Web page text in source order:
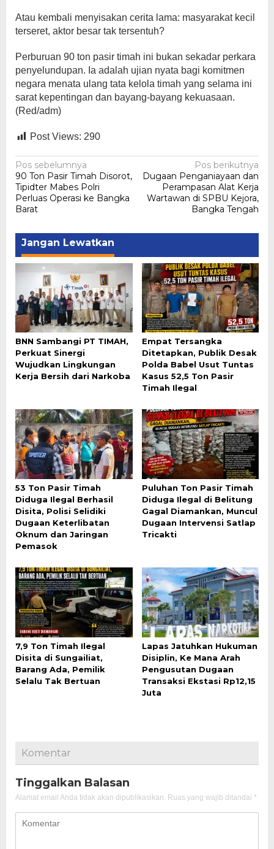
Atau kembali menyisakan cerita lama: masyarakat kecil
terseret, aktor besar tak tersentuh?
Perburuan 90 ton pasir timah ini bukan sekadar perkara
penyelundupan. Ia adalah ujian nyata bagi komitmen
negara menata ulang tata kelola timah yang selama ini
sarat kepentingan dan bayang-bayang kekuasaan.
(Red/adm)
Post Views: 290
Navigasi
pos
Pos sebelumnya
90 Ton Pasir Timah Disorot,
Tipidter Mabes Polri
Perluas Operasi ke Bangka
Barat
Pos berikutnya
Dugaan Penganiayaan dan
Perampasan Alat Kerja
Wartawan di SPBU Kejora,
Bangka Tengah
Jangan Lewatkan
BNN Sambangi PT TIMAH,
Perkuat Sinergi
Wujudkan Lingkungan
Kerja Bersih dari Narkoba
Empat Tersangka
Ditetapkan, Publik Desak
Polda Babel Usut Tuntas
Kasus 52,5 Ton Pasir
Timah Ilegal
53 Ton Pasir Timah
Diduga Ilegal Berhasil
Disita, Polisi Selidiki
Dugaan Keterlibatan
Oknum dan Jaringan
Pemasok
Puluhan Ton Pasir Timah
Diduga Ilegal di Belitung
Gagal Diamankan, Muncul
Dugaan Intervensi Satlap
Tricakti
7,9 Ton Timah Ilegal
Disita di Sungailiat,
Barang Ada, Pemilik
Selalu Tak Bertuan
Lapas Jatuhkan Hukuman
Disiplin, Ke Mana Arah
Pengusutan Dugaan
Transaksi Ekstasi Rp12,15
Juta
Komentar
Tinggalkan Balasan
Alamat email Anda tidak akan dipublikasikan. Ruas yang wajib ditandai *